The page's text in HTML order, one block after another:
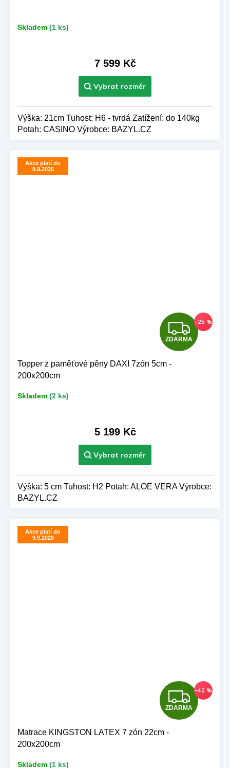
Skladem (1 ks)
7 599 Kč
Výška: 21cm Tuhost: H6 - tvrdá Zatížení: do 140kg
Potah: CASINO Výrobce: BAZYL.CZ
Akce platí do
9.9.2026
Z
D
ZDARMA
–25 %
Topper z paměťové pěny DAXI 7zón 5cm -
200x200cm
Skladem (2 ks)
5 199 Kč
Výška: 5 cm Tuhost: H2 Potah: ALOE VERA Výrobce:
BAZYL.CZ
Akce platí do
9.9.2026
Z
D
ZDARMA
–42 %
Matrace KINGSTON LATEX 7 zón 22cm -
200x200cm
Skladem (1 ks)